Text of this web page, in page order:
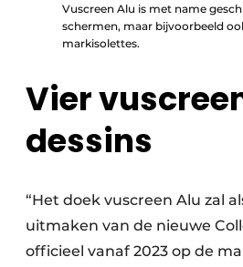
Vuscreen Alu is met name
schermen, maar bijvoorbeeld
markisolettes.
Vier
dessins
“Het doek vuscreen Alu zal
uitmaken van de nieuwe
officieel vanaf 2023 op de